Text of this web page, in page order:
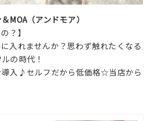
MOA（アンドモア）
？】
入れませんか？思わず触れたくなる
の時代！
導入♪セルフだから低価格☆当店から